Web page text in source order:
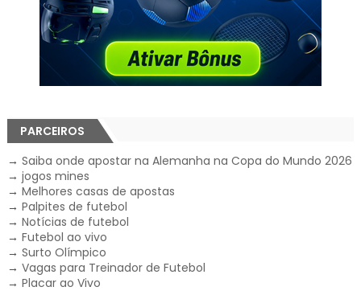
PARCEIROS
→ Saiba onde apostar na Alemanha na Copa do Mundo 2026
→ jogos mines
→ Melhores casas de apostas
→ Palpites de futebol
→ Notícias de futebol
→ Futebol ao vivo
→ Surto Olímpico
→ Vagas para Treinador de Futebol
→ Placar ao Vivo